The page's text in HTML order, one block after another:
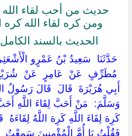
حديث من أحب لقاء الله
ومن كره لقاء الله كره
الحديث بالسند
‏حَدَّثَنَا ‏ ‏سَعِيدُ بْنُ عَمْرٍو
‏مُطَرِّفٍ ‏ ‏عَنْ ‏ ‏عَامِرٍ ‏ ‏عَنْ
‏أَبِي هُرَيْرَةَ ‏ ‏قَالَ ‏ ‏قَالَ رَسُولُ
وَسَلَّمَ: ‏ ‏مَنْ أَحَبَّ لِقَاءَ اللَّهِ
كَرِهَ لِقَاءَ اللَّهِ كَرِهَ اللَّهُ
‏فَقُلْتُ يَا أُمَّ الْمُؤْمِنِينَ سَمِعْتُ